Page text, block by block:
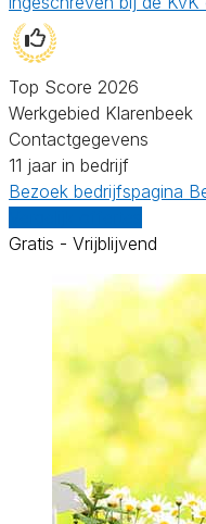
Top Score 2026
Werkgebied Klarenbeek
Contactgegevens
11 jaar in bedrijf
Bezoek bedrijfspagina
Gratis - Vrijblijvend